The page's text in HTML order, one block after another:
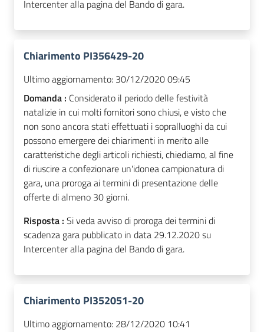
Intercenter alla pagina del Bando di gara.
Chiarimento PI356429-20
Ultimo aggiornamento: 30/12/2020 09:45
Domanda : Considerato il periodo delle festività
natalizie in cui molti fornitori sono chiusi, e visto che
non sono ancora stati effettuati i sopralluoghi da cui
possono emergere dei chiarimenti in merito alle
caratteristiche degli articoli richiesti, chiediamo, al fine
di riuscire a confezionare un'idonea campionatura di
gara, una proroga ai termini di presentazione delle
offerte di almeno 30 giorni.
Risposta : Si veda avviso di proroga dei termini di
scadenza gara pubblicato in data 29.12.2020 su
Intercenter alla pagina del Bando di gara.
Chiarimento PI352051-20
Ultimo aggiornamento: 28/12/2020 10:41